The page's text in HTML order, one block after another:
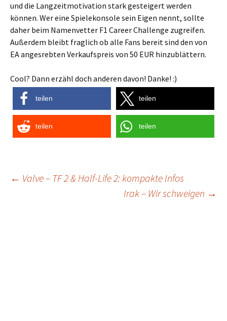
und die Langzeitmotivation stark gesteigert werden
können. Wer eine Spielekonsole sein Eigen nennt, sollte
daher beim Namenvetter F1 Career Challenge zugreifen.
Außerdem bleibt fraglich ob alle Fans bereit sind den von
EA angesrebten Verkaufspreis von 50 EUR hinzublättern.
Cool? Dann erzähl doch anderen davon! Danke! :)
teilen teilen
teilen teilen
Post
← Valve – TF 2 & Half-Life 2: kompakte Infos
Irak – Wir schweigen →